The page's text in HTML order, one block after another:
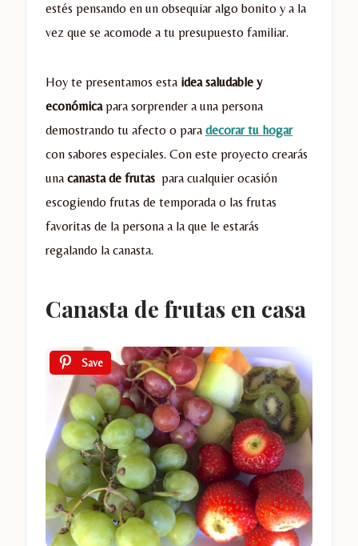
estés pensando en un obsequiar algo bonito y a la
vez que se acomode a tu presupuesto familiar.
Hoy te presentamos esta idea saludable y
económicapara sorprender a una persona
demostrando tu afecto o para decorar tu hogar
con sabores especiales. Con este proyecto crearás
una canasta de frutas para cualquier ocasión
escogiendo frutas de temporada o las frutas
favoritas de la persona a la que le estarás
regalando la canasta.
Canasta de frutas en casa
Save